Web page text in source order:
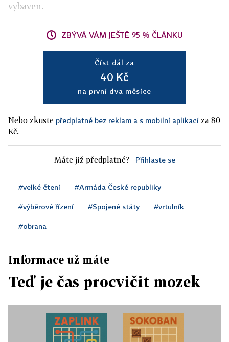
vybaven.
ZBÝVÁ VÁM JEŠTĚ 95 % ČLÁNKU
Číst dál za
40 Kč
na první dva měsíce
Nebo zkuste předplatné bez reklam a s mobilní aplikací za 80
Kč.
Máte již předplatné? Přihlaste se
#velké čtení #Armáda České republiky
#výběrové řízení #Spojené státy #vrtulník
#obrana
Informace už máte
Teď je čas procvičit mozek